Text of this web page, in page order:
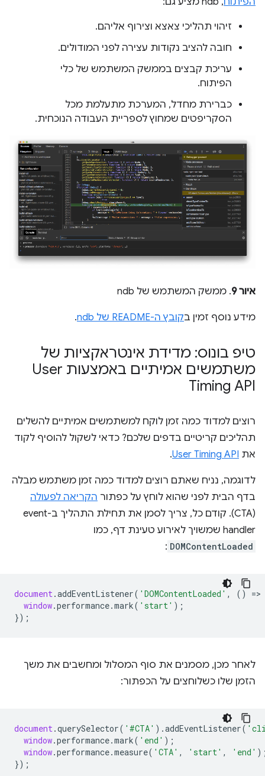
זיהוי תהליכי צאצא וצירוף אליהם.
חובה להציב נקודות עצירה לפני המודולים.
עריכת קבצים בממשק המשתמש של כלי
הפיתוח.
כברירת מחדל, המערכת מתעלמת מכל
הסקריפטים שמחוץ לספריית העבודה הנוכחית.
איור 9 . ממשק המשתמש של ndb
מידע נוסף זמין בקובץ ה-README של ndb .
טיפ בונוס: מדידת אינטראקציות של
משתמשים אמיתיים באמצעות User
Timing API
רוצים למדוד כמה זמן לוקח למשתמשים אמיתיים להשלים
תהליכים קריטיים בדפים שלכם? כדאי לשקול להוסיף לקוד
את User Timing API
.
לדוגמה, נניח שאתם רוצים למדוד כמה זמן משתמש מבלה
בדף הבית לפני שהוא לוחץ על כפתור הקריאה לפעולה
(CTA). קודם כל, צריך לסמן את תחילת התהליך ב-event
handler שמשויך לאירוע טעינת דף, כמו
DOMContentLoaded
:
document .addEventListener( 'DOMContentLoaded' , () =>
window.performance.mark( 'start' );
});
לאחר מכן, מסמנים את סוף המסלול ומחשבים את משך
הזמן שלו כשלוחצים על הכפתור:
document .querySelector( '#CTA' ).addEventListener(
window.performance.mark( 'end' );
window.performance.measure( 'CTA' , 'start' , 'end'
});